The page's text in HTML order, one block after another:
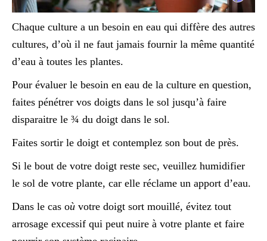
Chaque culture a un besoin en eau qui diffère des autres
cultures, d’où il ne faut jamais fournir la même quantité
d’eau à toutes les plantes.
Pour évaluer le besoin en eau de la culture en question,
faites pénétrer vos doigts dans le sol jusqu’à faire
disparaitre le ¾ du doigt dans le sol.
Faites sortir le doigt et contemplez son bout de près.
Si le bout de votre doigt reste sec, veuillez humidifier
le sol de votre plante, car elle réclame un apport d’eau.
Dans le cas où votre doigt sort mouillé, évitez tout
arrosage excessif qui peut nuire à votre plante et faire